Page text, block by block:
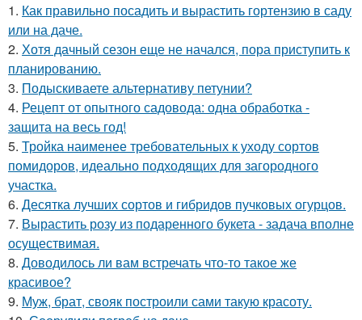
1. Как правильно посадить и вырастить гортензию в саду
или на даче.
2. Хотя дачный сезон еще не начался, пора приступить к
планированию.
3. Подыскиваете альтернативу петунии?
4. Рецепт от опытного садовода: одна обработка -
защита на весь год!
5. Тройка наименее требовательных к уходу сортов
помидоров, идеально подходящих для загородного
участка.
6. Десятка лучших сортов и гибридов пучковых огурцов.
7. Вырастить розу из подаренного букета - задача вполне
осуществимая.
8. Доводилось ли вам встречать что-то такое же
красивое?
9. Муж, брат, свояк построили сами такую красоту.